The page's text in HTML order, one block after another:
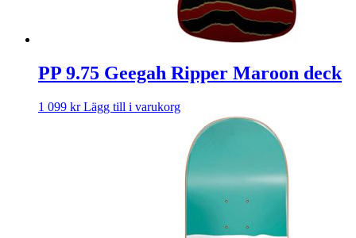
PP 9.75 Geegah Ripper Maroon deck
1 099 kr Lägg till i varukorg